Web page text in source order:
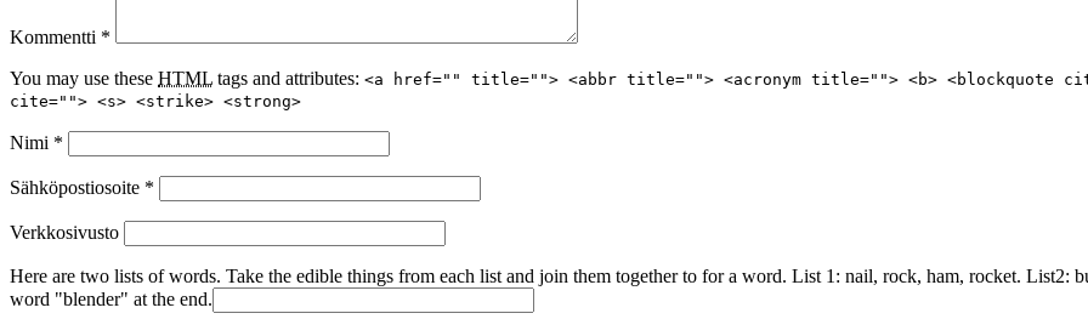
Kommentti *
You may use these HTML tags and attributes: <a href="" title=""> <abbr title=""> <acronym title=""> <b> <blockquote
cite=""> <s> <strike> <strong>
Nimi *
Sähköpostiosoite *
Verkkosivusto
Here are two lists of words. Take the edible things from each list and join them together to for a word. List 1: nail, rock, ham, rocket. List2:
word "blender" at the end.